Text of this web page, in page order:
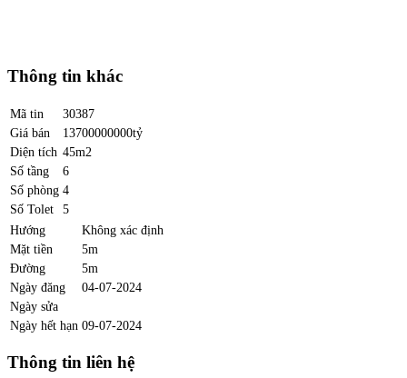
Thông tin khác
Mã tin
30387
Giá bán
13700000000tỷ
Diện tích 45m2
Số tầng
6
Số phòng 4
Số Tolet
5
Hướng
Không xác định
Mặt tiền
5m
Đường
5m
Ngày đăng
04-07-2024
Ngày sửa
Ngày hết hạn 09-07-2024
Thông tin liên hệ